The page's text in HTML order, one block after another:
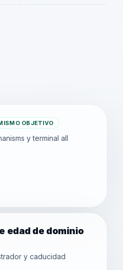
OBJETIVO
y terminal all
edad de dominio
y caducidad